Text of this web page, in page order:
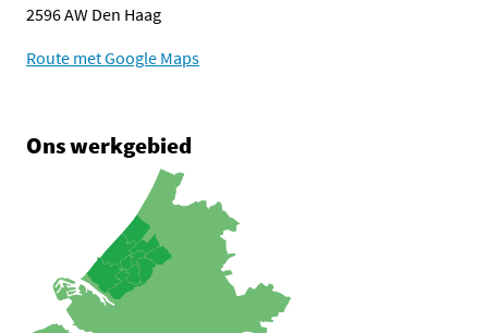
2596 AW Den Haag
Route met Google Maps
Ons werkgebied